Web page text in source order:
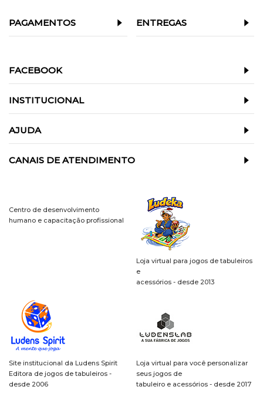
PAGAMENTOS ENTREGAS
FACEBOOK
INSTITUCIONAL
AJUDA
CANAIS DE ATENDIMENTO
Centro de desenvolvimento
humano e capacitação profissional
Loja virtual para jogos de tabuleiros
e
acessórios - desde 2013
Site institucional da Ludens Spirit
Editora de jogos de tabuleiros -
desde 2006
Loja virtual para você personalizar
seus jogos de
tabuleiro e acessórios - desde 2017